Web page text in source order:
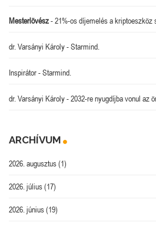
Mesterlövész-21%-os díjemelés a kriptoeszköz
dr. Varsányi Károly-Starmind.
Inspirátor-Starmind.
dr. Varsányi Károly-2032-re nyugdíjba vonul az
ARCHÍVUM
2026. augusztus(1)
2026. július(17)
2026. június(19)